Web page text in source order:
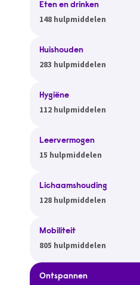
Eten en drinken
148 hulpmiddelen
Huishouden
283 hulpmiddelen
Hygiëne
112 hulpmiddelen
Leervermogen
15 hulpmiddelen
Lichaamshouding
128 hulpmiddelen
Mobiliteit
805 hulpmiddelen
Ontspannen